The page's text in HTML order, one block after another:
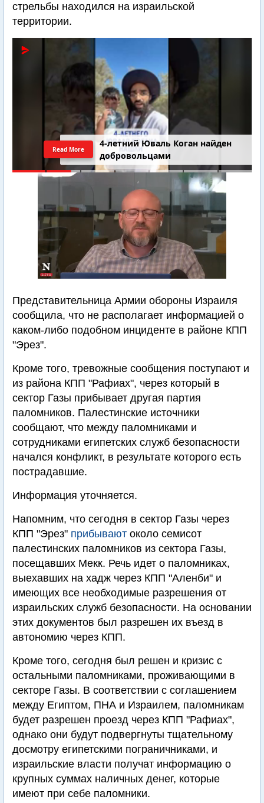
стрельбы находился на израильской
территории.
4-летний Юваль Коган найден
добровольцами
Read More
Представительница Армии обороны Израиля
сообщила, что не располагает информацией о
каком-либо подобном инциденте в районе КПП
"Эрез".
Кроме того, тревожные сообщения поступают и
из района КПП "Рафиах", через который в
сектор Газы прибывает другая партия
паломников. Палестинские источники
сообщают, что между паломниками и
сотрудниками египетских служб безопасности
начался конфликт, в результате которого есть
пострадавшие.
Информация уточняется.
Напомним, что сегодня в сектор Газы через
КПП "Эрез" прибывают около семисот
палестинских паломников из сектора Газы,
посещавших Мекк. Речь идет о паломниках,
выехавших на хадж через КПП "Аленби" и
имеющих все необходимые разрешения от
израильских служб безопасности. На основании
этих документов был разрешен их въезд в
автономию через КПП.
Кроме того, сегодня был решен и кризис с
остальными паломниками, проживающими в
секторе Газы. В соответствии с соглашением
между Египтом, ПНА и Израилем, паломникам
будет разрешен проезд через КПП "Рафиах",
однако они будут подвергнуты тщательному
досмотру египетскими пограничниками, и
израильские власти получат информацию о
крупных суммах наличных денег, которые
имеют при себе паломники.